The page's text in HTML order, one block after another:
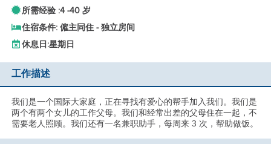
所需经验 :4 -40 岁
住宿条件: 僱主同住 - 独立房间
休息日:星期日
工作描述
我们是一个国际大家庭，正在寻找有爱心的帮手加入我们。我们是
两个有两个女儿的工作父母。我们和经常出差的父母住在一起，不
需要老人照顾。我们还有一名兼职助手，每周来 3 次，帮助做饭。